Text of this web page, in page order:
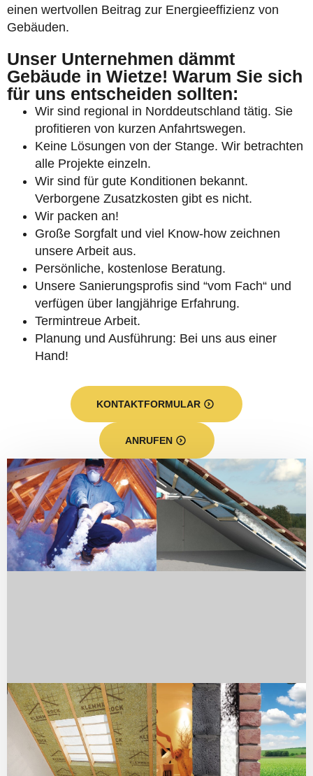
einen wertvollen Beitrag zur Energieeffizienz von
Gebäuden.
Unser Unternehmen dämmt
Gebäude in Wietze! Warum Sie sich
für uns entscheiden sollten:
Wir sind regional in Norddeutschland tätig. Sie
profitieren von kurzen Anfahrtswegen.
Keine Lösungen von der Stange. Wir betrachten
alle Projekte einzeln.
Wir sind für gute Konditionen bekannt.
Verborgene Zusatzkosten gibt es nicht.
Wir packen an!
Große Sorgfalt und viel Know-how zeichnen
unsere Arbeit aus.
Persönliche, kostenlose Beratung.
Unsere Sanierungsprofis sind “vom Fach“ und
verfügen über langjährige Erfahrung.
Termintreue Arbeit.
Planung und Ausführung: Bei uns aus einer
Hand!
KONTAKTFORMULAR
ANRUFEN